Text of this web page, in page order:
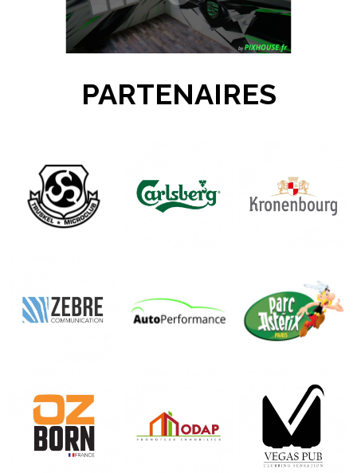
PARTENAIRES
TRUSKEL
Site Officiel
CARLSBERG
Site Officiel
KRONENBOUR
G
Site Officiel
ZEBRE
COMMUNICATI
ON
AUTOPERFOR
MANCE
Site Officiel
PARC ASTERIX
Site Officiel
OZBORN
Site Officiel
MODAP
Site Officiel
VEGAS PUB
Page officielle